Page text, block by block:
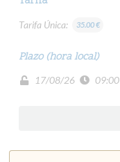
Tarifa Única: 35.00 €
Plazo (hora local)
17/08/26 09:00